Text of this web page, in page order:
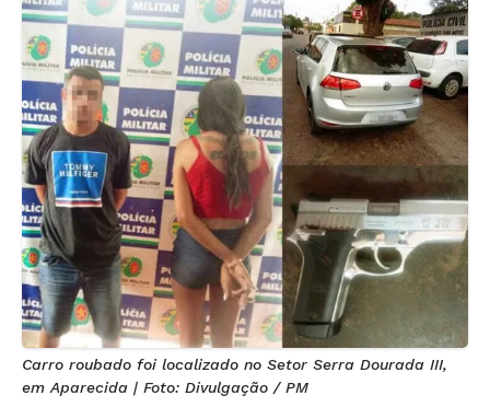
Carro roubado foi localizado no Setor Serra Dourada III,
em Aparecida | Foto: Divulgação / PM